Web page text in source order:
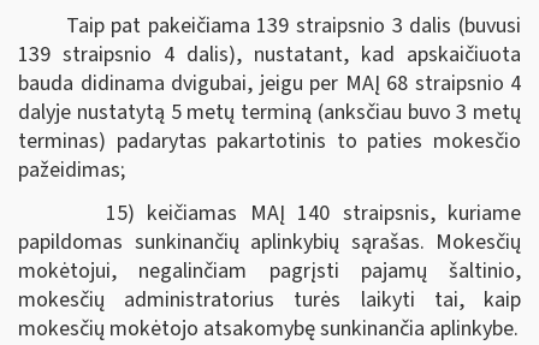
Taip pat pakeičiama 139 straipsnio 3 dalis (buvusi
139 straipsnio 4 dalis), nustatant, kad apskaičiuota
bauda didinama dvigubai, jeigu per MAĮ 68 straipsnio 4
dalyje nustatytą 5 metų terminą (anksčiau buvo 3 metų
terminas) padarytas pakartotinis to paties mokesčio
pažeidimas;
15) keičiamas MAĮ 140 straipsnis, kuriame
papildomas sunkinančių aplinkybių sąrašas. Mokesčių
mokėtojui, negalinčiam pagrįsti pajamų šaltinio,
mokesčių administratorius turės laikyti tai, kaip
mokesčių mokėtojo atsakomybę sunkinančia aplinkybe.